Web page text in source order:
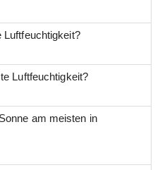
Luftfeuchtigkeit?
Luftfeuchtigkeit?
am meisten in